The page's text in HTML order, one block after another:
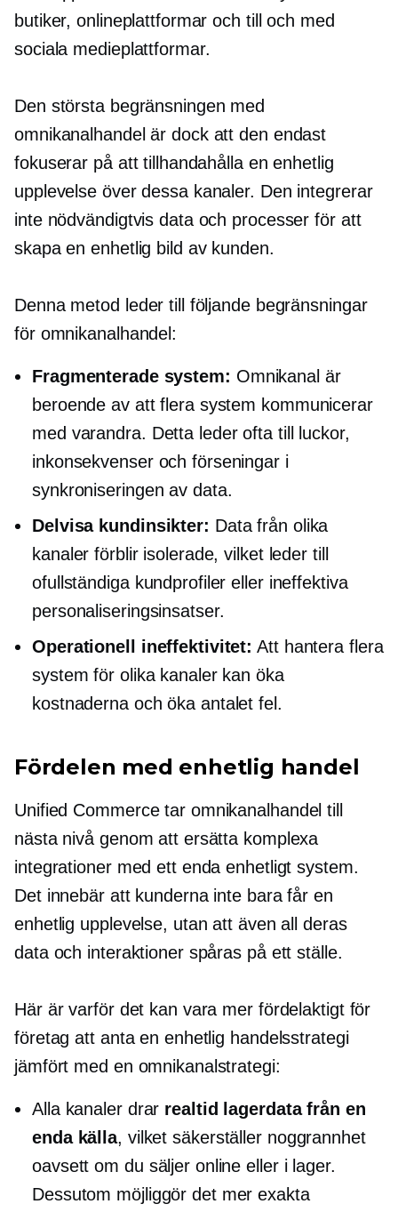
butiker, onlineplattformar och till och med
sociala medieplattformar.
Den största begränsningen med
omnikanalhandel är dock att den endast
fokuserar på att tillhandahålla en enhetlig
upplevelse över dessa kanaler. Den integrerar
inte nödvändigtvis data och processer för att
skapa en enhetlig bild av kunden.
Denna metod leder till följande begränsningar
för omnikanalhandel:
Fragmenterade system: Omnikanal är
beroende av att flera system kommunicerar
med varandra. Detta leder ofta till luckor,
inkonsekvenser och förseningar i
synkroniseringen av data.
Delvisa kundinsikter: Data från olika
kanaler förblir isolerade, vilket leder till
ofullständiga kundprofiler eller ineffektiva
personaliseringsinsatser.
Operationell ineffektivitet: Att hantera flera
system för olika kanaler kan öka
kostnaderna och öka antalet fel.
Fördelen med enhetlig handel
Unified Commerce tar omnikanalhandel till
nästa nivå genom att ersätta komplexa
integrationer med ett enda enhetligt system.
Det innebär att kunderna inte bara får en
enhetlig upplevelse, utan att även all deras
data och interaktioner spåras på ett ställe.
Här är varför det kan vara mer fördelaktigt för
företag att anta en enhetlig handelsstrategi
jämfört med en omnikanalstrategi:
Alla kanaler drar realtid
lagerdata från en
enda källa, vilket säkerställer noggrannhet
oavsett om du säljer online eller i lager.
Dessutom möjliggör det mer exakta